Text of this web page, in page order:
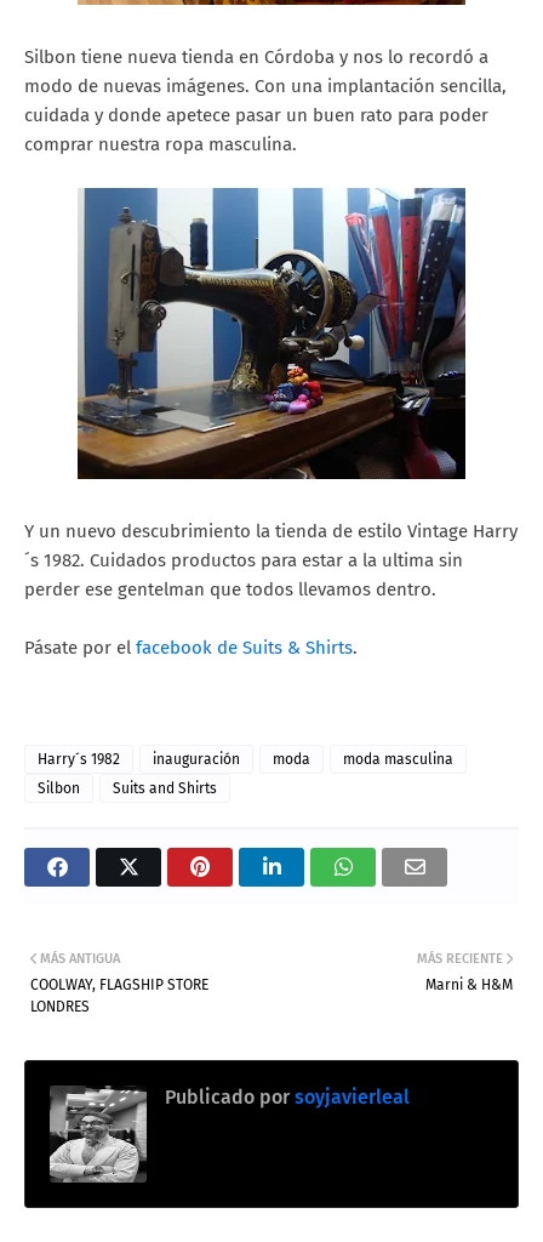
Silbon tiene nueva tienda en Córdoba y nos lo recordó a
modo de nuevas imágenes. Con una implantación sencilla,
cuidada y donde apetece pasar un buen rato para poder
comprar nuestra ropa masculina.
Y un nuevo descubrimiento la tienda de estilo Vintage Harry
´s 1982. Cuidados productos para estar a la ultima sin
perder ese gentelman que todos llevamos dentro.
Pásate por el facebook de Suits & Shirts.
Harry´s 1982 inauguración moda
moda masculina
Silbon
Suits and Shirts
MÁS RECIENTE
Marni & H&M
MÁS ANTIGUA
COOLWAY, FLAGSHIP STORE
LONDRES
Publicado por soyjavierleal